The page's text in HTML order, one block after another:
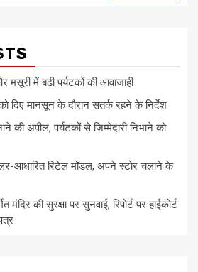
मसूरी में बढ़ी पर्यटकों की आवाजाही
दिए मानसून के दौरान सतर्क रहने के निर्देश
की अपील, पर्यटकों से जिम्मेदारी निभाने को
आधारित रिटेल मॉडल, अपने स्टोर चलाने के
मंदिर की सुरक्षा पर सुनवाई, रिपोर्ट पर हाईकोर्ट